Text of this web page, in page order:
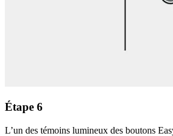
Étape 6
L’un des témoins lumineux des boutons